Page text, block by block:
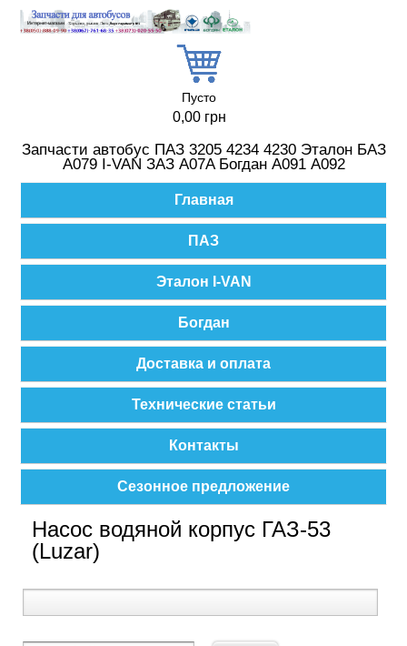
Пусто
0,00 грн
Запчасти автобус ПАЗ 3205 4234 4230 Эталон БАЗ
А079 I-VAN ЗАЗ A07A Богдан А091 А092
Главная
ПАЗ
Эталон I-VAN
Богдан
Доставка и оплата
Технические статьи
Контакты
Сезонное предложение
Насос водяной корпус ГАЗ-53
(Luzar)